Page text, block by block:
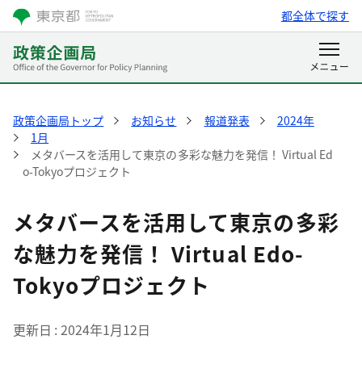
都全体で探す
政策企画局トップ お知らせ 報道発表
2024年
1月
メタバースを活用して東京の多彩な魅力を発信！ Virtual Ed
o-Tokyoプロジェクト
メタバースを活用して東京の多彩
な魅力を発信！ Virtual Edo-
Tokyoプロジェクト
更新日 2024年1月12日